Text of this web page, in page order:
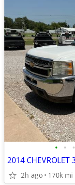
• • •
2h ago 170k mi